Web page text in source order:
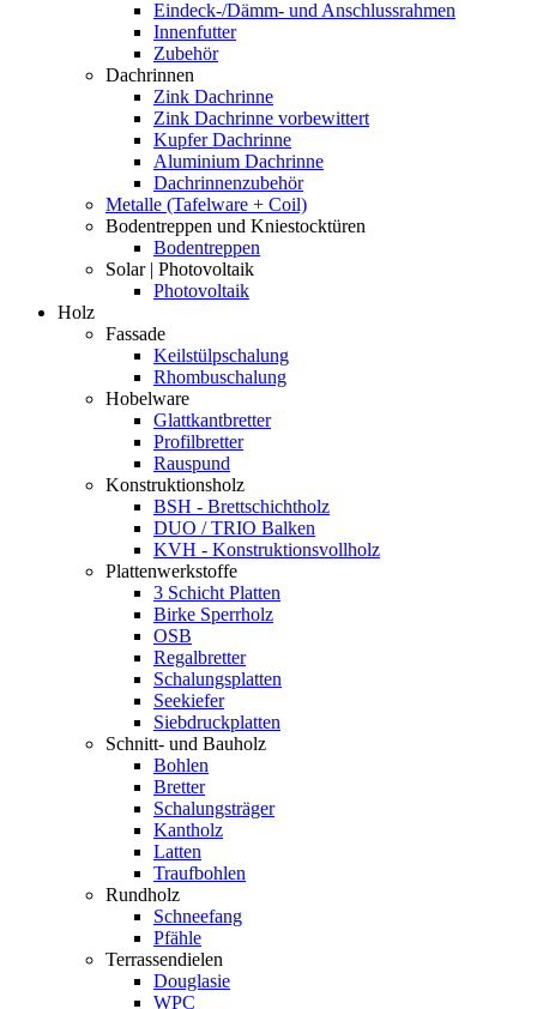
Eindeck-/Dämm- und Anschlussrahmen
Innenfutter
Zubehör
Dachrinnen
Zink Dachrinne
Zink Dachrinne vorbewittert
Kupfer Dachrinne
Aluminium Dachrinne
Dachrinnenzubehör
Metalle (Tafelware + Coil)
Bodentreppen und Kniestocktüren
Bodentreppen
Solar | Photovoltaik
Photovoltaik
Holz
Fassade
Keilstülpschalung
Rhombuschalung
Hobelware
Glattkantbretter
Profilbretter
Rauspund
Konstruktionsholz
BSH - Brettschichtholz
DUO / TRIO Balken
KVH - Konstruktionsvollholz
Plattenwerkstoffe
3 Schicht Platten
Birke Sperrholz
OSB
Regalbretter
Schalungsplatten
Seekiefer
Siebdruckplatten
Schnitt- und Bauholz
Bohlen
Bretter
Schalungsträger
Kantholz
Latten
Traufbohlen
Rundholz
Schneefang
Pfähle
Terrassendielen
Douglasie
WPC